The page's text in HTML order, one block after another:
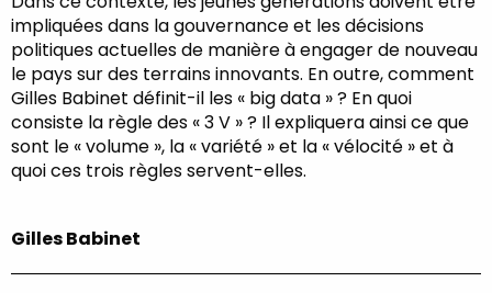
impliquées dans la gouvernance et les décisions
politiques actuelles de manière à engager de nouveau
le pays sur des terrains innovants. En outre, comment
Gilles Babinet définit-il les « big data » ? En quoi
consiste la règle des « 3 V » ? Il expliquera ainsi ce que
sont le « volume », la « variété » et la « vélocité » et à
quoi ces trois règles servent-elles.
Gilles Babinet